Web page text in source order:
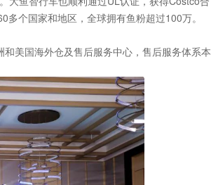
个国家和地区，全球拥有鱼粉超过100万。
美国海外仓及售后服务中心，售后服务体系本